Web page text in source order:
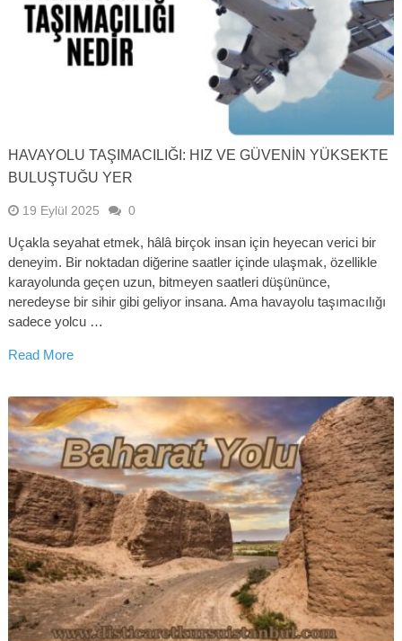
HAVAYOLU TAŞIMACILIĞI: HIZ VE GÜVENIN YÜKSEKTE
BULUŞTUĞU YER
19 Eylül 2025 0
Uçakla seyahat etmek, hâlâ birçok insan için heyecan verici bir
deneyim. Bir noktadan diğerine saatler içinde ulaşmak, özellikle
karayolunda geçen uzun, bitmeyen saatleri düşününce,
neredeyse bir sihir gibi geliyor insana. Ama havayolu taşımacılığı
sadece yolcu …
Read More